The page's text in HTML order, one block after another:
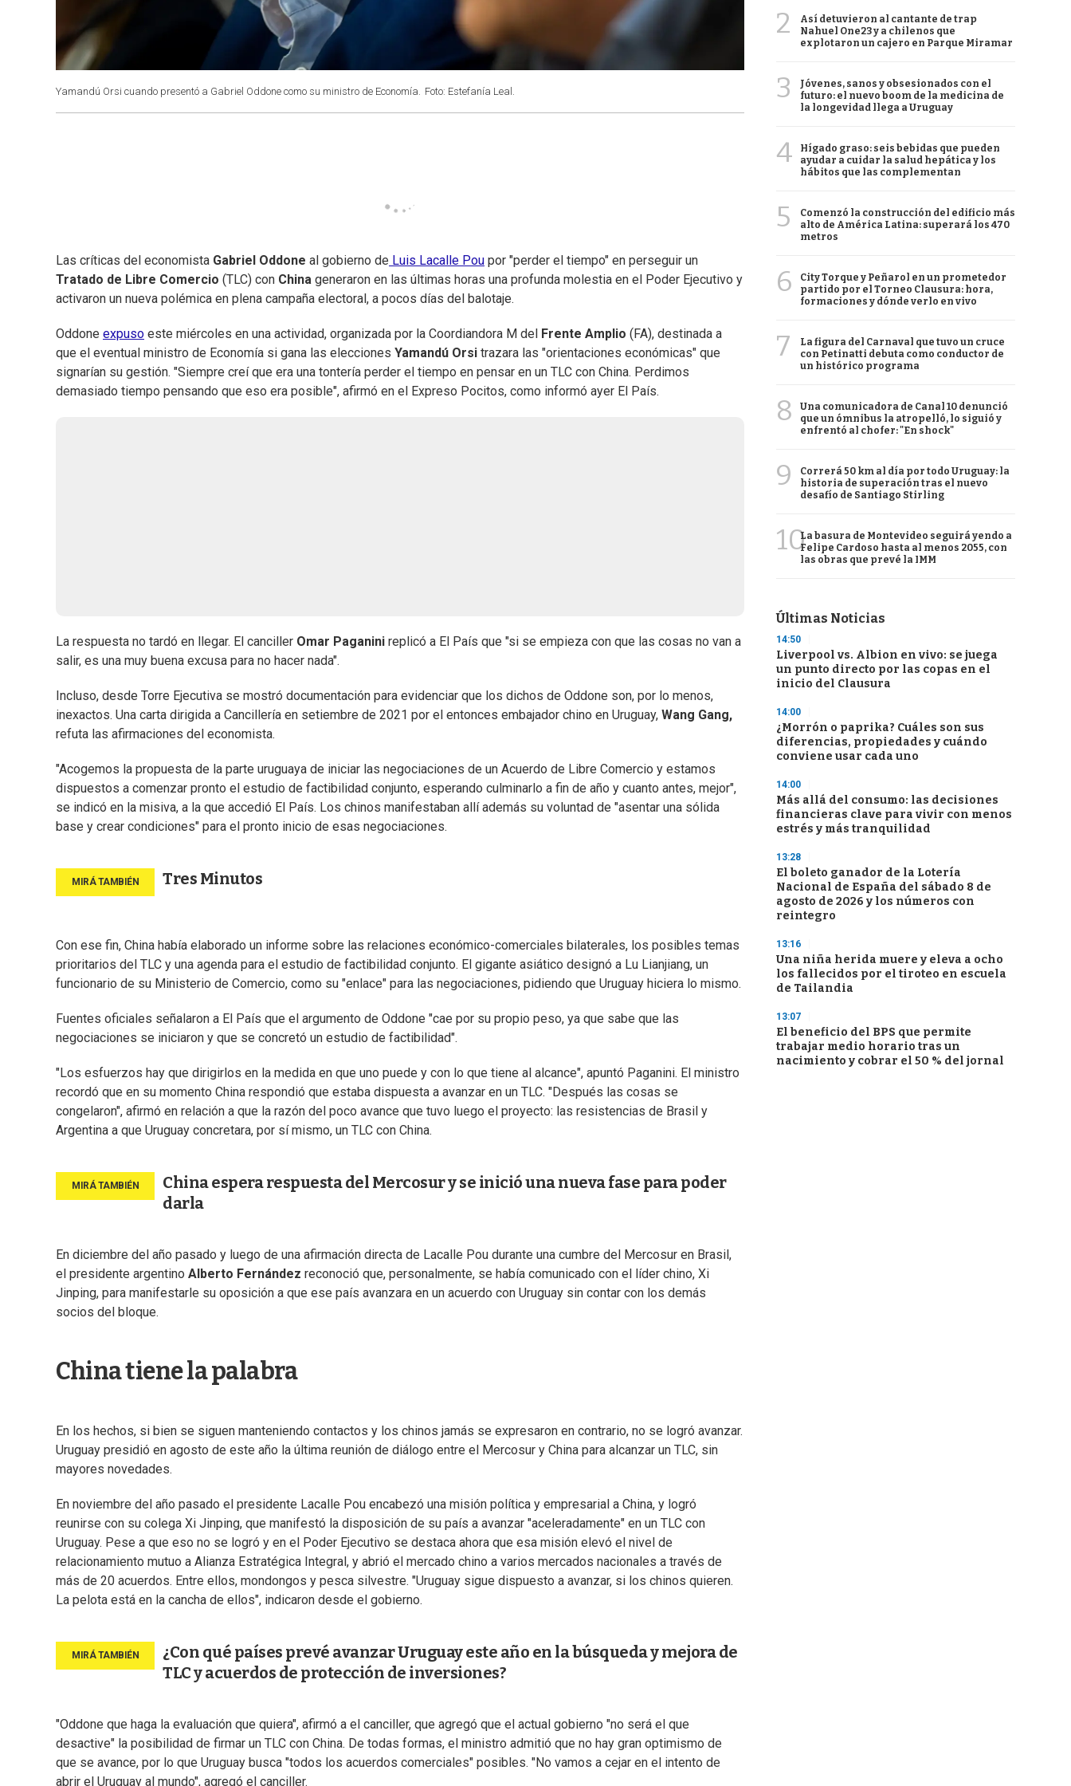
Yamandú Orsi cuando presentó a Gabriel Oddone como su ministro de Economía. Foto: Estefanía Leal.
Las críticas del economista Gabriel Oddone al gobierno de Luis Lacalle Pou por "perder el tiempo" en perseguir un
Tratado de Libre Comercio (TLC) con China generaron en las últimas horas una profunda molestia en el Poder Ejecutivo y
activaron un nueva polémica en plena campaña electoral, a pocos días del balotaje.
Oddone expuso este miércoles en una actividad, organizada por la Coordiandora M del Frente Amplio (FA), destinada a
que el eventual ministro de Economía si gana las elecciones Yamandú Orsi trazara las "orientaciones económicas" que
signarían su gestión. "Siempre creí que era una tontería perder el tiempo en pensar en un TLC con China. Perdimos
demasiado tiempo pensando que eso era posible", afirmó en el Expreso Pocitos, como informó ayer El País.
La respuesta no tardó en llegar. El canciller Omar Paganini replicó a El País que "si se empieza con que las cosas no van a
salir, es una muy buena excusa para no hacer nada".
Incluso, desde Torre Ejecutiva se mostró documentación para evidenciar que los dichos de Oddone son, por lo menos,
inexactos. Una carta dirigida a Cancillería en setiembre de 2021 por el entonces embajador chino en Uruguay, Wang Gang,
refuta las afirmaciones del economista.
"Acogemos la propuesta de la parte uruguaya de iniciar las negociaciones de un Acuerdo de Libre Comercio y estamos
dispuestos a comenzar pronto el estudio de factibilidad conjunto, esperando culminarlo a fin de año y cuanto antes, mejor",
se indicó en la misiva, a la que accedió El País. Los chinos manifestaban allí además su voluntad de "asentar una sólida
base y crear condiciones" para el pronto inicio de esas negociaciones.
Tres Minutos
Con ese fin, China había elaborado un informe sobre las relaciones económico-comerciales bilaterales, los posibles temas
prioritarios del TLC y una agenda para el estudio de factibilidad conjunto. El gigante asiático designó a Lu Lianjiang, un
funcionario de su Ministerio de Comercio, como su "enlace" para las negociaciones, pidiendo que Uruguay hiciera lo mismo.
Fuentes oficiales señalaron a El País que el argumento de Oddone "cae por su propio peso, ya que sabe que las
negociaciones se iniciaron y que se concretó un estudio de factibilidad".
"Los esfuerzos hay que dirigirlos en la medida en que uno puede y con lo que tiene al alcance", apuntó Paganini. El ministro
recordó que en su momento China respondió que estaba dispuesta a avanzar en un TLC. "Después las cosas se
congelaron", afirmó en relación a que la razón del poco avance que tuvo luego el proyecto: las resistencias de Brasil y
Argentina a que Uruguay concretara, por sí mismo, un TLC con China.
China espera respuesta del Mercosur y se inició una nueva fase para poder
darla
En diciembre del año pasado y luego de una afirmación directa de Lacalle Pou durante una cumbre del Mercosur en Brasil,
el presidente argentino Alberto Fernández reconoció que, personalmente, se había comunicado con el líder chino, Xi
Jinping, para manifestarle su oposición a que ese país avanzara en un acuerdo con Uruguay sin contar con los demás
socios del bloque.
China tiene la palabra
En los hechos, si bien se siguen manteniendo contactos y los chinos jamás se expresaron en contrario, no se logró avanzar.
Uruguay presidió en agosto de este año la última reunión de diálogo entre el Mercosur y China para alcanzar un TLC, sin
mayores novedades.
En noviembre del año pasado el presidente Lacalle Pou encabezó una misión política y empresarial a China, y logró
reunirse con su colega Xi Jinping, que manifestó la disposición de su país a avanzar "aceleradamente" en un TLC con
Uruguay. Pese a que eso no se logró y en el Poder Ejecutivo se destaca ahora que esa misión elevó el nivel de
relacionamiento mutuo a Alianza Estratégica Integral, y abrió el mercado chino a varios mercados nacionales a través de
más de 20 acuerdos. Entre ellos, mondongos y pesca silvestre. "Uruguay sigue dispuesto a avanzar, si los chinos quieren.
La pelota está en la cancha de ellos", indicaron desde el gobierno.
¿Con qué países prevé avanzar Uruguay este año en la búsqueda y mejora de
TLC y acuerdos de protección de inversiones?
"Oddone que haga la evaluación que quiera", afirmó a el canciller, que agregó que el actual gobierno "no será el que
desactive" la posibilidad de firmar un TLC con China. De todas formas, el ministro admitió que no hay gran optimismo de
que se avance, por lo que Uruguay busca "todos los acuerdos comerciales" posibles. "No vamos a cejar en el intento de
abrir el Uruguay al mundo", agregó el canciller.
2
Así detuvieron al cantante de trap
Nahuel One23 y a chilenos que
explotaron un cajero en Parque Miramar
3
Jóvenes, sanos y obsesionados con el
futuro: el nuevo boom de la medicina de
la longevidad llega a Uruguay
4
Hígado graso: seis bebidas que pueden
ayudar a cuidar la salud hepática y los
hábitos que las complementan
5
Comenzó la construcción del edificio más
alto de América Latina: superará los 470
metros
6
City Torque y Peñarol en un prometedor
partido por el Torneo Clausura: hora,
formaciones y dónde verlo en vivo
7
La figura del Carnaval que tuvo un cruce
con Petinatti debuta como conductor de
un histórico programa
8
Una comunicadora de Canal 10 denunció
que un ómnibus la atropelló, lo siguió y
enfrentó al chofer: "En shock"
9
Correrá 50 km al día por todo Uruguay: la
historia de superación tras el nuevo
desafío de Santiago Stirling
10La basura de Montevideo seguirá yendo a
Felipe Cardoso hasta al menos 2055, con
las obras que prevé la IMM
Últimas Noticias
14:50
Liverpool vs. Albion en vivo: se juega
un punto directo por las copas en el
inicio del Clausura
14:00
¿Morrón o paprika? Cuáles son sus
diferencias, propiedades y cuándo
conviene usar cada uno
14:00
Más allá del consumo: las decisiones
financieras clave para vivir con menos
estrés y más tranquilidad
13:28
El boleto ganador de la Lotería
Nacional de España del sábado 8 de
agosto de 2026 y los números con
reintegro
13:16
Una niña herida muere y eleva a ocho
los fallecidos por el tiroteo en escuela
de Tailandia
13:07
El beneficio del BPS que permite
trabajar medio horario tras un
nacimiento y cobrar el 50 % del jornal